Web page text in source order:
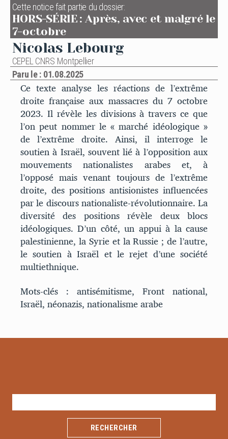
Cette notice fait partie du dossier:
HORS-SÉRIE : Après, avec et malgré le
7-octobre
Nicolas Lebourg
CEPEL CNRS Montpellier
Paru le : 01.08.2025
Ce texte analyse les réactions de l’extrême
droite française aux massacres du 7 octobre
2023. Il révèle les divisions à travers ce que
l’on peut nommer le « marché idéologique »
de l’extrême droite. Ainsi, il interroge le
soutien à Israël, souvent lié à l’opposition aux
mouvements nationalistes arabes et, à
l’opposé mais venant toujours de l’extrême
droite, des positions antisionistes influencées
par le discours nationaliste-révolutionnaire. La
diversité des positions révèle deux blocs
idéologiques. D’un côté, un appui à la cause
palestinienne, la Syrie et la Russie ; de l’autre,
le soutien à Israël et le rejet d’une société
multiethnique.
Mots-clés : antisémitisme, Front national,
Israël, néonazis, nationalisme arabe